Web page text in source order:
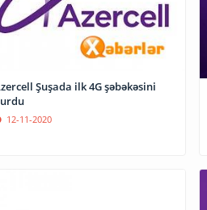
Şuşada ilk 4G şəbəkəsini
12-11-2020